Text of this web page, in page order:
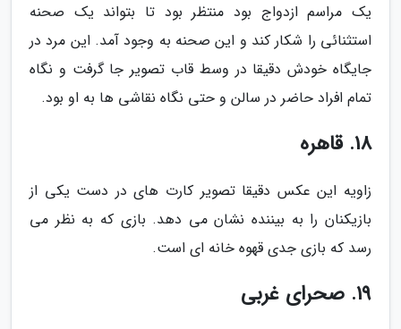
یک مراسم ازدواج بود منتظر بود تا بتواند یک صحنه
استثنائی را شکار کند و این صحنه به وجود آمد. این مرد در
جایگاه خودش دقیقا در وسط قاب تصویر جا گرفت و نگاه
تمام افراد حاضر در سالن و حتی نگاه نقاشی ها به او بود.
18. قاهره
زاویه این عکس دقیقا تصویر کارت های در دست یکی از
بازیکنان را به بیننده نشان می دهد. بازی که به نظر می
رسد که بازی جدی قهوه خانه ای است.
19. صحرای غربی